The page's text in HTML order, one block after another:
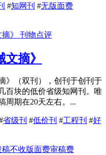
#知网刊 #无版面费
刊物点评
摘》
》（双刊），创刊于创刊于
百块的低价省级知网刊。唯
周期在20天左右。...
省级刊 #低价刊 #工程刊 #好